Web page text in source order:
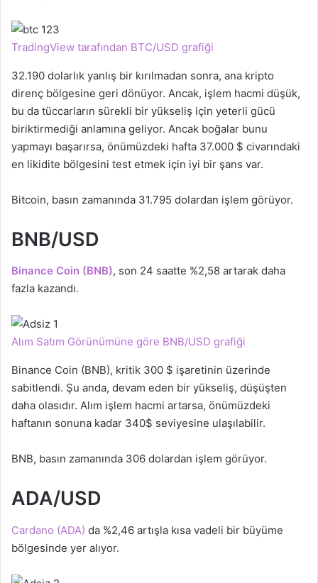
TradingView tarafından BTC/USD grafiği
32.190 dolarlık yanlış bir kırılmadan sonra, ana kripto
direnç bölgesine geri dönüyor. Ancak, işlem hacmi düşük,
bu da tüccarların sürekli bir yükseliş için yeterli gücü
biriktirmediği anlamına geliyor. Ancak boğalar bunu
yapmayı başarırsa, önümüzdeki hafta 37.000 $ civarındaki
en likidite bölgesini test etmek için iyi bir şans var.
Bitcoin, basın zamanında 31.795 dolardan işlem görüyor.
BNB/USD
Binance Coin (BNB), son 24 saatte %2,58 artarak daha
fazla kazandı.
Alım Satım Görünümüne göre BNB/USD grafiği
Binance Coin (BNB), kritik 300 $ işaretinin üzerinde
sabitlendi. Şu anda, devam eden bir yükseliş, düşüşten
daha olasıdır. Alım işlem hacmi artarsa, önümüzdeki
haftanın sonuna kadar 340$ seviyesine ulaşılabilir.
BNB, basın zamanında 306 dolardan işlem görüyor.
ADA/USD
Cardano (ADA) da %2,46 artışla kısa vadeli bir büyüme
bölgesinde yer alıyor.